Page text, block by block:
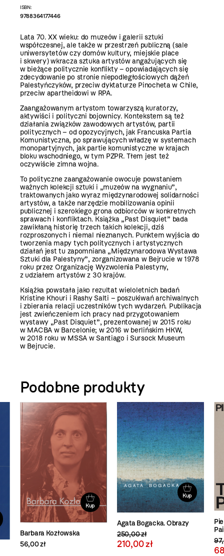
ISBN:
9788364177446
Lata 70. XX wieku: do muzeów i galerii sztuki
współczesnej, ale także w przestrzeń publiczną (sale
uniwersytetów czy domów kultury, miejskie place
i skwery) wkracza sztuka artystów angażujących się
w bieżące politycznie konflikty – opowiadających się
zdecydowanie po stronie niepodległościowych dążeń
Palestyńczyków, przeciw dyktaturze Pinocheta w Chile,
przeciw apartheidowi w RPA.
Zaangażowanym artystom towarzyszą kuratorzy,
aktywiści i polityczni bojownicy. Kontekstem są też
działania związków zawodowych artystów, partii
politycznych – od opozycyjnych, jak Francuska Partia
Komunistyczna, po sprawujących władzę w systemach
monopartyjnych, jak partie komunistyczne w krajach
bloku wschodniego, w tym PZPR. Tłem jest też
oczywiście zimna wojna.
To polityczne zaangażowanie owocuje powstaniem
ważnych kolekcji sztuki i „muzeów na wygnaniu”,
traktowanych jako wyraz międzynarodowej solidarności
artystów, a także narzędzie mobilizowania opinii
publicznej i szerokiego grona odbiorców w konkretnych
sprawach i konfliktach. Książka „Past Disquiet” bada
zawikłaną historię trzech takich kolekcji, dziś
rozproszonych i niemal nieznanych. Punktem wyjścia do
tworzenia mapy tych politycznych i artystycznych
działań jest tu zapomniana „Międzynarodowa Wystawa
Sztuki dla Palestyny”, zorganizowana w Bejrucie w 1978
roku przez Organizację Wyzwolenia Palestyny,
z udziałem artystów z 30 krajów.
Książka powstała jako rezultat wieloletnich badań
Kristine Khouri i Rashy Salti – poszukiwań archiwalnych
i zbierania relacji uczestników tych wydarzeń. Publikacja
jest zwieńczeniem ich pracy nad przygotowaniem
wystawy „Past Disquiet”, prezentowanej w 2015 roku
w MACBA w Barcelonie; w 2016 w berlińskim HKW,
w 2018 roku w MSSA w Santiago i Sursock Museum
w Bejrucie.
Podobne produkty
Kup
Barbara Kozłowska
56,00 zł
Kup
Agata Bogacka. Obrazy
250,00 zł
210,00 zł